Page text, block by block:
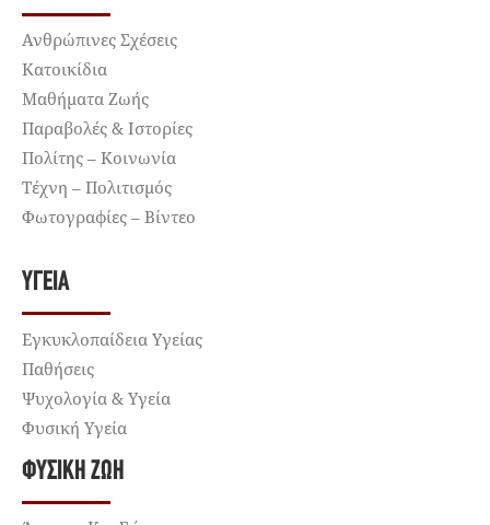
Ανθρώπινες Σχέσεις
Κατοικίδια
Μαθήματα Ζωής
Παραβολές & Ιστορίες
Πολίτης – Κοινωνία
Τέχνη – Πολιτισμός
Φωτογραφίες – Βίντεο
ΥΓΕΊΑ
Εγκυκλοπαίδεια Υγείας
Παθήσεις
Ψυχολογία & Υγεία
Φυσική Υγεία
ΦΥΣΙΚΉ ΖΩΉ